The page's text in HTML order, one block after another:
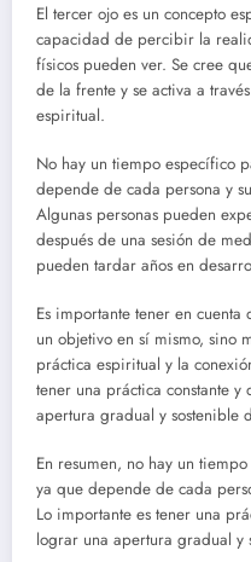
El tercer ojo es un concepto
capacidad de percibir la
físicos pueden ver. Se cree
de la frente y se activa a
espiritual.
No hay un tiempo específico
depende de cada persona y
Algunas personas pueden
después de una sesión de
pueden tardar años en
Es importante tener en
un objetivo en sí mismo, sino
práctica espiritual y la
tener una práctica constante
apertura gradual y sostenible
En resumen, no hay un
ya que depende de cada
Lo importante es tener una
lograr una apertura gradual y